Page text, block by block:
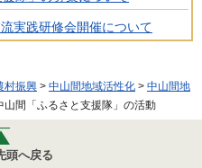
実践研修会開催について
村振興 > 中山間地域活性化 > 中山間地
山間「ふるさと支援隊」の活動
頭へ戻る